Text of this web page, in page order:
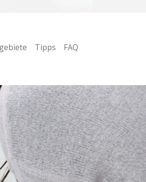
Tipps FAQ